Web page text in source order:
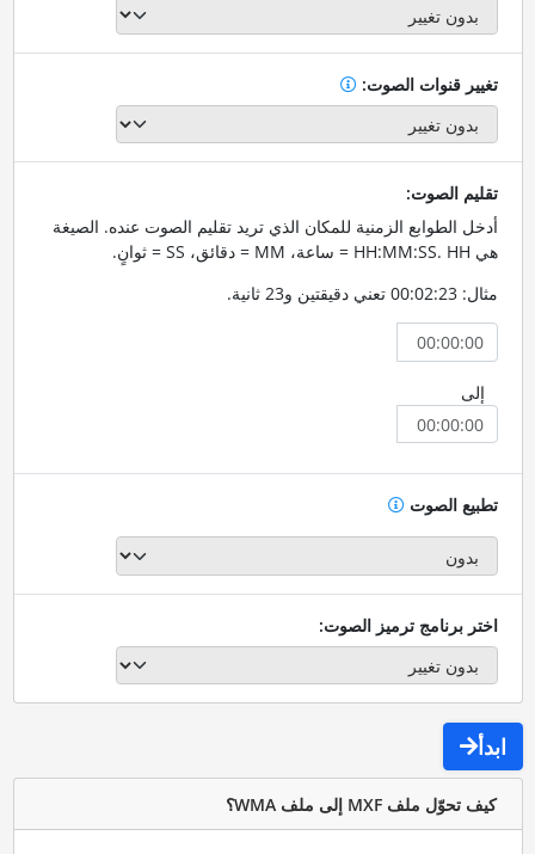
تغيير قنوات الصوت:
تقليم الصوت:
أدخل الطوابع الزمنية للمكان الذي تريد تقليم الصوت عنده. الصيغة
هي HH:MM:SS. HH = ساعة، MM = دقائق، SS = ثوانٍ.
مثال: 00:02:23 تعني دقيقتين و23 ثانية.
إلى
تطبيع الصوت
اختر برنامج ترميز الصوت:
ابدأ
كيف تحوّل ملف MXF إلى ملف WMA؟